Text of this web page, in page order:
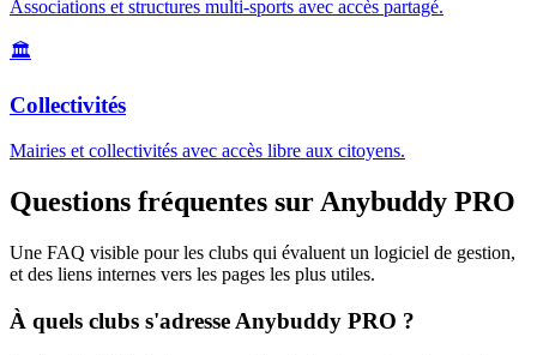
Associations et structures multi-sports avec accès partagé.
🏛️
Collectivités
Mairies et collectivités avec accès libre aux citoyens.
Questions fréquentes sur Anybuddy PRO
Une FAQ visible pour les clubs qui évaluent un logiciel de gestion,
et des liens internes vers les pages les plus utiles.
À quels clubs s'adresse Anybuddy PRO ?